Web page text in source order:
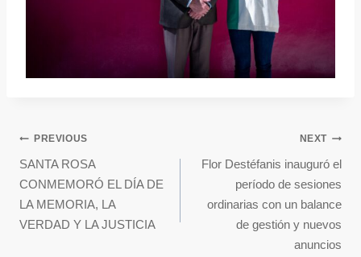
PREVIOUS
SANTA ROSA
CONMEMORÓ EL DÍA DE
LA MEMORIA, LA
VERDAD Y LA JUSTICIA
NEXT
Flor Destéfanis inauguró el
período de sesiones
ordinarias con un balance
de gestión y nuevos
anuncios